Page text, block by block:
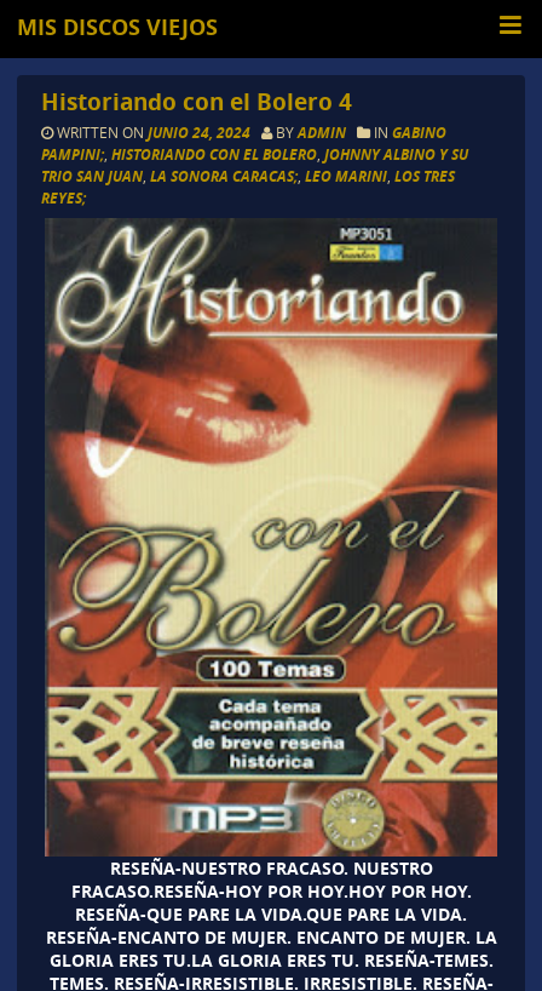
MIS DISCOS VIEJOS
Historiando con el Bolero 4
WRITTEN ON JUNIO 24, 2024 BYADMIN IN GABINO
PAMPINI;, HISTORIANDO CON EL BOLERO, JOHNNY ALBINO Y SU
TRIO SAN JUAN, LA SONORA CARACAS;, LEO MARINI, LOS TRES
REYES;
RESEÑA-NUESTRO FRACASO. NUESTRO
FRACASO.RESEÑA-HOY POR HOY.HOY POR HOY.
RESEÑA-QUE PARE LA VIDA.QUE PARE LA VIDA.
RESEÑA-ENCANTO DE MUJER. ENCANTO DE MUJER. LA
GLORIA ERES TU.LA GLORIA ERES TU. RESEÑA-TEMES.
TEMES. RESEÑA-IRRESISTIBLE. IRRESISTIBLE. RESEÑA-